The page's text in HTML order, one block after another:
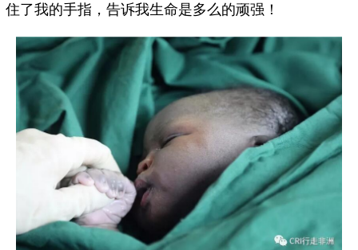
住了我的手指，告诉我生命是多么的顽强！